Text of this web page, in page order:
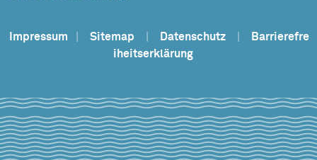
Impressum Sitemap Datenschutz
Barrierefre
iheitserklärung